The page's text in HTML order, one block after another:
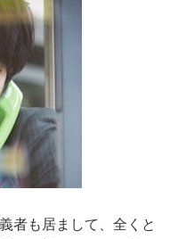
者も居まして、全くと